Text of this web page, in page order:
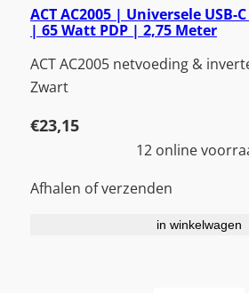
ACT AC2005 | Universele USB-
| 65 Watt PDP | 2,75 Meter
ACT AC2005 netvoeding &
Zwart
€23,15
12 online
Afhalen of verzenden
in winkelwagen